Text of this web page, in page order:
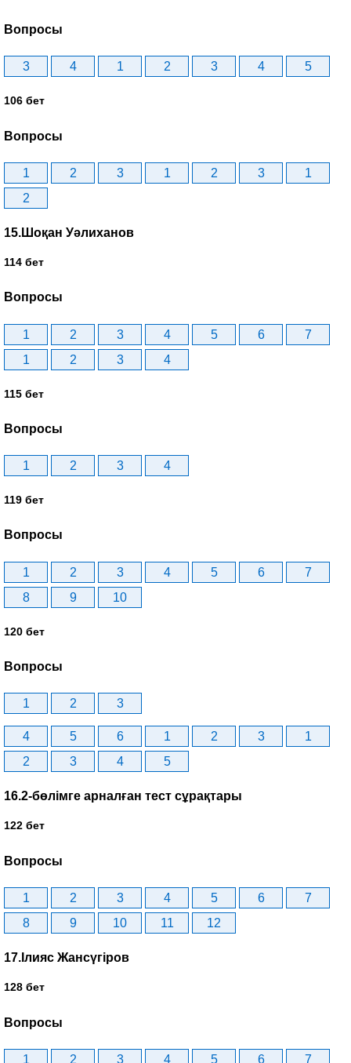
Вопросы
3 4 1 2 3 4 5
106 бет
Вопросы
1 2 3 1 2 3
1
2
15.Шоқан Уәлиханов
114 бет
Вопросы
1 2 3 4 5 6
7
1
2 3 4
115 бет
Вопросы
1 2 3 4
119 бет
Вопросы
1 2 3 4 5 6
7
8
9 10
120 бет
Вопросы
1 2 3
4 5 6 1 2 3
1
2
3 4 5
16.2-бөлімге арналған тест сұрақтары
122 бет
Вопросы
1 2 3 4 5 6
7
8
9 10 11 12
17.Ілияс Жансүгіров
128 бет
Вопросы
1 2 3 4 5 6
7